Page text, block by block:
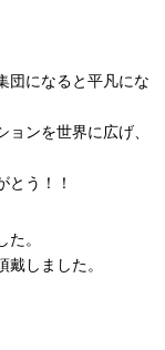
団になると平凡にな
ンを世界に広げ、
とう！！
。
頂戴しました。